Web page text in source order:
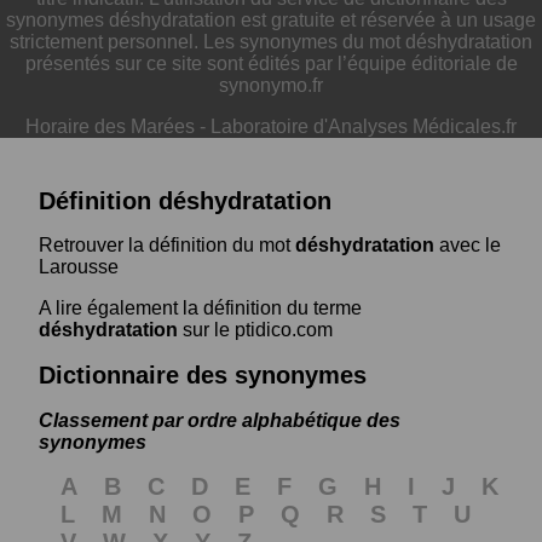
synonymes déshydratation est gratuite et réservée à un usage
strictement personnel. Les synonymes du mot déshydratation
présentés sur ce site sont édités par l’équipe éditoriale de
synonymo.fr
Horaire des Marées - Laboratoire d'Analyses Médicales.fr
Définition déshydratation
Retrouver la définition du motdéshydratation avec le
Larousse
A lire également la définition du terme
déshydratation sur le ptidico.com
Dictionnaire des synonymes
Classement par ordre alphabétique des
synonymes
A B C D E F G H I J
K
L
M N O P Q R S T
U